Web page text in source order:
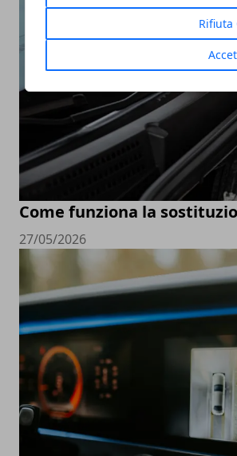
Rifiuta
Come funziona la
27/05/2026